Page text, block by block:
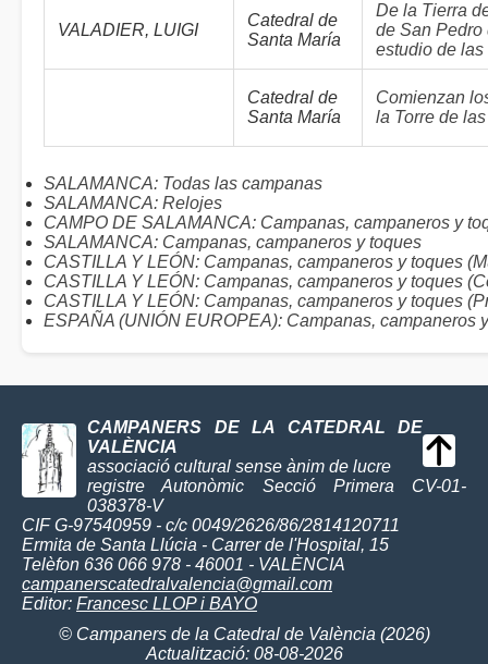
VALADIER, LUIGI
Catedral de
Santa María
De la Tierra
de San Pedro
estudio de las
Catedral de
Santa María
Comienzan
la Torre de
SALAMANCA: Todas las campanas
SALAMANCA: Relojes
CAMPO DE SALAMANCA: Campanas, campaneros y
SALAMANCA: Campanas, campaneros y toques
CASTILLA Y LEÓN: Campanas, campaneros y toques
CASTILLA Y LEÓN: Campanas, campaneros y toques
CASTILLA Y LEÓN: Campanas, campaneros y toques
ESPAÑA (UNIÓN EUROPEA): Campanas, campaneros
CAMPANERS DE LA CATEDRAL DE
VALÈNCIA
associació cultural sense ànim de lucre
registre Autonòmic Secció Primera CV-01-
038378-V
CIF G-97540959 - c/c 0049/2626/86/2814120711
Ermita de Santa Llúcia - Carrer de l'Hospital, 15
Telèfon 636 066 978 - 46001 - VALÈNCIA
campanerscatedralvalencia@gmail.com
Editor: Francesc LLOP i BAYO
© Campaners de la Catedral de València (2026)
Actualització: 08-08-2026